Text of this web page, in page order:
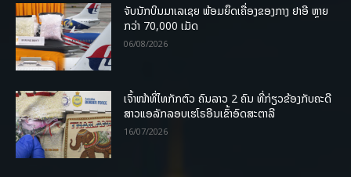
ຈັບນັກບິນມາເລເຊຍ ພ້ອມຍຶດເຄື່ອງຂອງກາງ ຢາອີ ຫຼາຍ
ກວ່າ 70,000 ເມັດ
06/08/2026
ເຈົ້າໜ້າທີ່ໄທກັກຕົວ ຄົນລາວ 2 ຄົນ ທີ່ກ່ຽວຂ້ອງກັບຄະດີ
ສາວແອລັກລອບເຮໂຣອີນເຂົ້າອົດສະຕາລີ
16/07/2026